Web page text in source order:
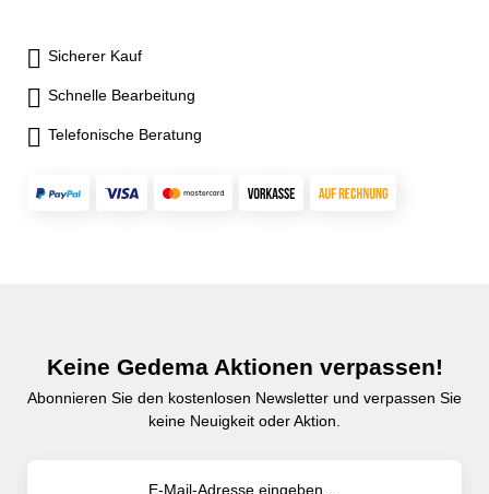
Sicherer Kauf
Schnelle Bearbeitung
Telefonische Beratung
Keine Gedema Aktionen verpassen!
Abonnieren Sie den kostenlosen Newsletter und verpassen Sie
keine Neuigkeit oder Aktion.